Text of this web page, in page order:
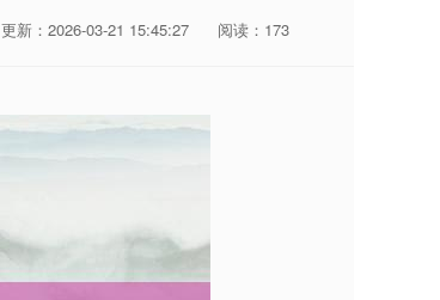
更新：2026-03-21 15:45:27 阅读：173